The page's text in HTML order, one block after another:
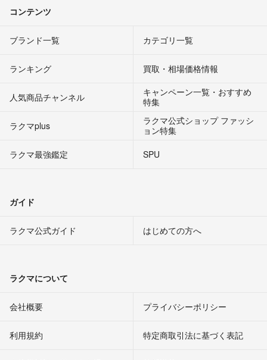
コンテンツ
ブランド一覧 カテゴリ一覧
ランキング 買取・相場価格情報
人気商品チャンネル
キャンペーン一覧・おすすめ
特集
ラクマplus
ラクマ公式ショップ ファッシ
ョン特集
ラクマ最強鑑定
SPU
ガイド
ラクマ公式ガイド はじめての方へ
ラクマについて
会社概要 プライバシーポリシー
利用規約 特定商取引法に基づく表記